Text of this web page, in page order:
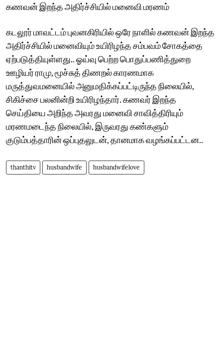
கணவன் இறந்த அதிர்ச்சியில் மனைவி மரணம்
கடலூர் மாவட்டம் புவனகிரியில் ஒரே நாளில் கணவன் இறந்த
அதிர்ச்சியில் மனைவியும் உயிரிழந்த சம்பவம் சோகத்தை
ஏற்படுத்தியுள்ளது.. ஓய்வு பெற்ற பொதுப்பணித்துறை
ஊழியர் ராமு, மூச்சுத் திணறல் காரணமாக
மருத்துவமனையில் அனுமதிக்கப்பட்டிருந்த நிலையில்,
சிகிச்சை பலனின்றி உயிரிழந்தார். கணவர் இறந்த
செய்தியை அறிந்த அவரது மனைவி சாவித்திரியும்
மரணமடைந்த நிலையில், இருவரது கண்களும்
குடும்பத்தாரின் ஒப்புதலுடன், தானமாக வழங்கப்பட்டன..
thanthitv husbandwife husbandwifelove